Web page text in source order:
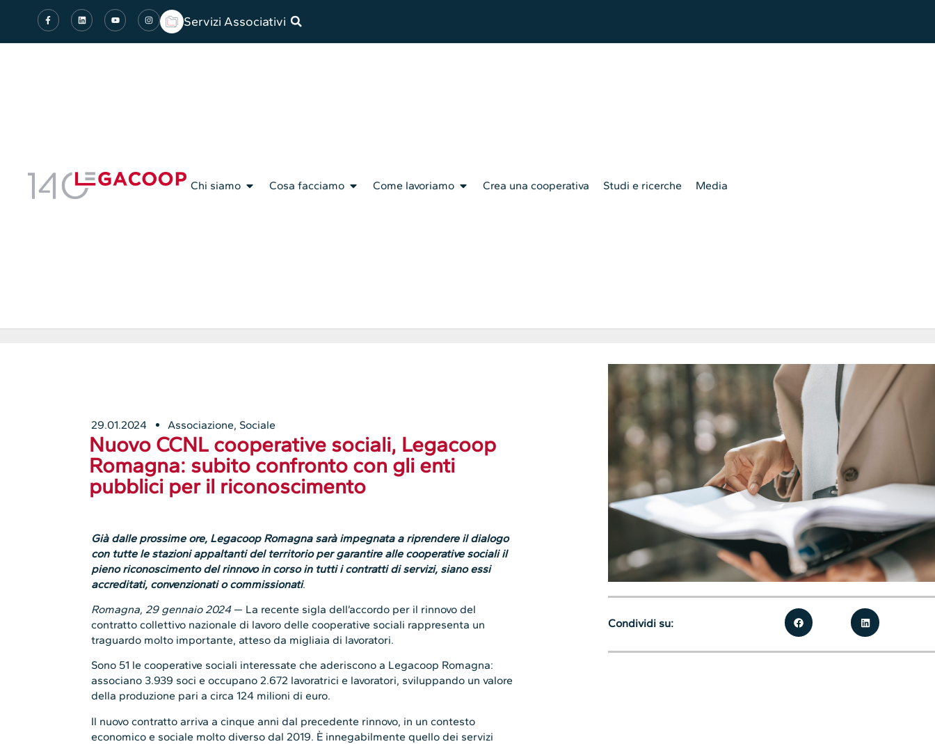
Servizi Associativi
Chi siamo Cosa facciamo Come lavoriamo Crea una cooperativa Studi e ricerche Media
29.01.2024 Associazione, Sociale
Nuovo CCNL cooperative sociali, Legacoop
Romagna: subito confronto con gli enti
pubblici per il riconoscimento
Già dalle prossime ore, Legacoop Romagna sarà impegnata a riprendere il dialogo
con tutte le stazioni appaltanti del territorio per garantire alle cooperative sociali il
pieno riconoscimento del rinnovo in corso in tutti i contratti di servizi, siano essi
accreditati, convenzionati o commissionati.
Romagna, 29 gennaio 2024— La recente sigla dell’accordo per il rinnovo del
contratto collettivo nazionale di lavoro delle cooperative sociali rappresenta un
traguardo molto importante, atteso da migliaia di lavoratori.
Sono 51 le cooperative sociali interessate che aderiscono a Legacoop Romagna:
associano 3.939 soci e occupano 2.672 lavoratrici e lavoratori, sviluppando un valore
della produzione pari a circa 124 milioni di euro.
Il nuovo contratto arriva a cinque anni dal precedente rinnovo, in un contesto
economico e sociale molto diverso dal 2019. È innegabilmente quello dei servizi
Condividi su: